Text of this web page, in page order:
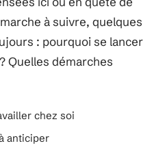
à suivre, quelques
: pourquoi se lancer
Quelles démarches
chez soi
anticiper